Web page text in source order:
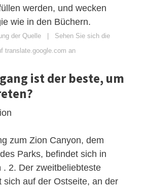
werden, und wecken
wie in den Büchern.
der Quelle | Sehen Sie sich die
translate.google.com an
ist der beste, um
zum Zion Canyon, dem
Parks, befindet sich in
. 2. Der zweitbeliebteste
sich auf der Ostseite, an der